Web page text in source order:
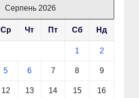
Серпень 2026
Ср Чт Пт Сб Нд
1 2
5 6 7 8 9
12 13 14 15 16